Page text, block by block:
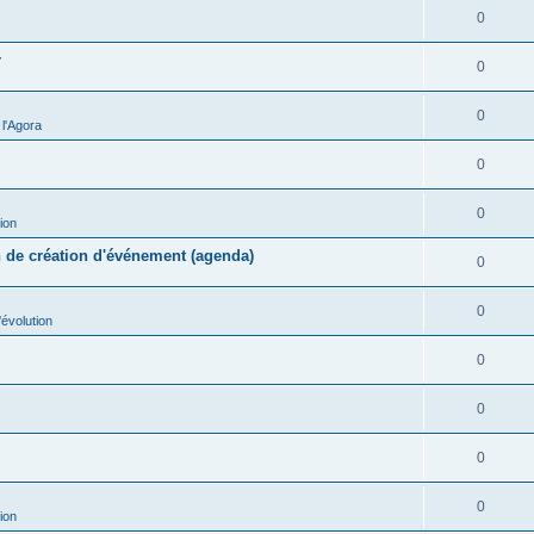
0
0
0
0
0
création d'événement (agenda) 0
0
0
0
0
0